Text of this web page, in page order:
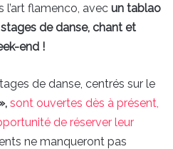
flamenco, avec un tablao
de danse, chant et
end !
de danse, centrés sur le
sont ouvertes dès à présent,
de réserver leur
ne manqueront pas